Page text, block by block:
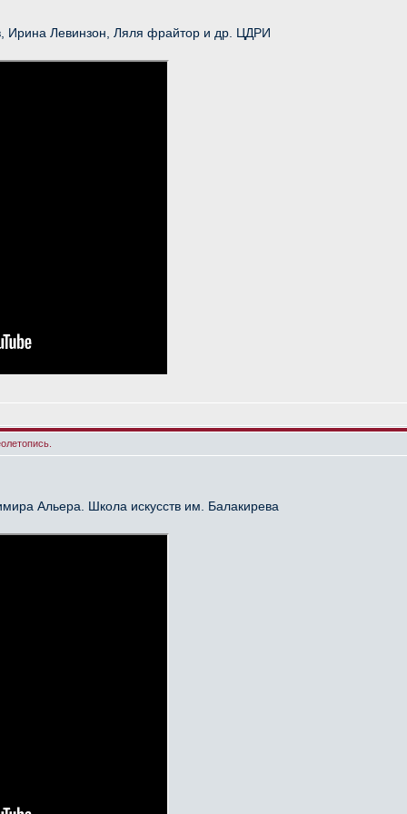
Ирина Левинзон, Ляля фрайтор и др. ЦДРИ
Альера. Школа искусств им. Балакирева